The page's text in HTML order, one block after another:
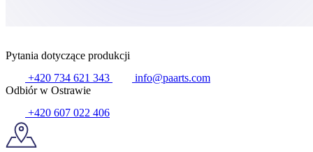
Pytania dotyczące produkcji
+420 734 621 343
info@paarts.com
Odbiór w Ostrawie
+420 607 022 406